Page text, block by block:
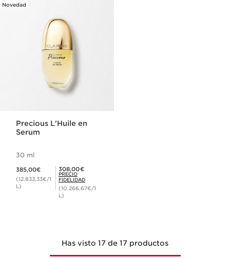
Novedad
Precious L'Huile en
Serum
30 ml
385,00€
(12.833,33€/1
L)
Precio Fidelidad 308,00€
308,00€
PRECIO
FIDELIDAD
(10.266,67€/1
L)
Has visto 17 de 17 productos